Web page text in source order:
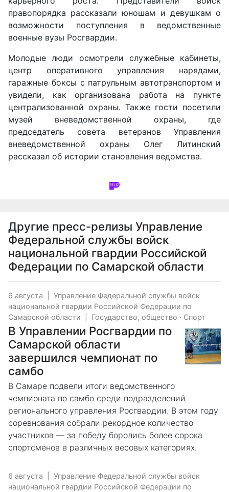
правопорядка рассказали юношам и девушкам о
возможности поступления в ведомственные
военные вузы Росгвардии.
Молодые люди осмотрели служебные кабинеты,
центр оперативного управления нарядами,
гаражные боксы с патрульным автотранспортом и
увидели, как организована работа на пункте
централизованной охраны. Также гости посетили
музей вневедомственной охраны, где
председатель совета ветеранов Управления
вневедомственной охраны Олег Литинский
рассказал об истории становления ведомства.
Другие пресс-релизы Управление
Федеральной службы войск
национальной гвардии Российской
Федерации по Самарской области
6 августа
Управление Федеральной службы войск
национальной гвардии Российской Федерации по
Самарской области
Государство, общество · Спорт
В Управлении Росгвардии по
Самарской области
завершился чемпионат по
самбо
В Самаре подвели итоги ведомственного
чемпионата по самбо среди подразделений
регионального управления Росгвардии. В этом году
соревнования собрали рекордное количество
участников — за победу боролись более сорока
спортсменов в различных весовых категориях.
6 августа
Управление Федеральной службы войск
национальной гвардии Российской Федерации по